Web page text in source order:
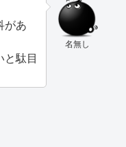
名無し
があ
と駄目